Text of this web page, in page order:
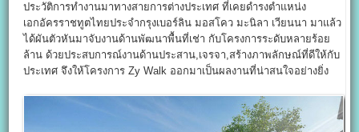
ประวัติการทำงานมาทางสายการต่างประเทศ ที่เคยดำรงตำแหน่ง
เอกอัครราชทูตไทยประจำกรุงเบอร์ลิน มอสโคว มะนิลา เวียนนา มาแล้ว
ได้ผันตัวหันมาจับงานด้านพัฒนาพื้นที่เช่า กับโครงการระดับหลายร้อย
ล้าน ด้วยประสบการณ์งานด้านประสาน,เจรจา,สร้างภาพลักษณ์ที่ดีให้กับ
ประเทศ จึงให้โครงการ Zy Walk ออกมาเป็นผลงานที่น่าสนใจอย่างยิ่ง